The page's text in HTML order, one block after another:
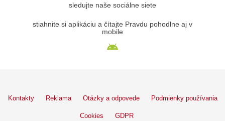
sledujte naše sociálne siete
stiahnite si aplikáciu a čítajte Pravdu pohodlne aj v
mobile
Kontakty Reklama Otázky a odpovede Podmienky používania
Cookies GDPR